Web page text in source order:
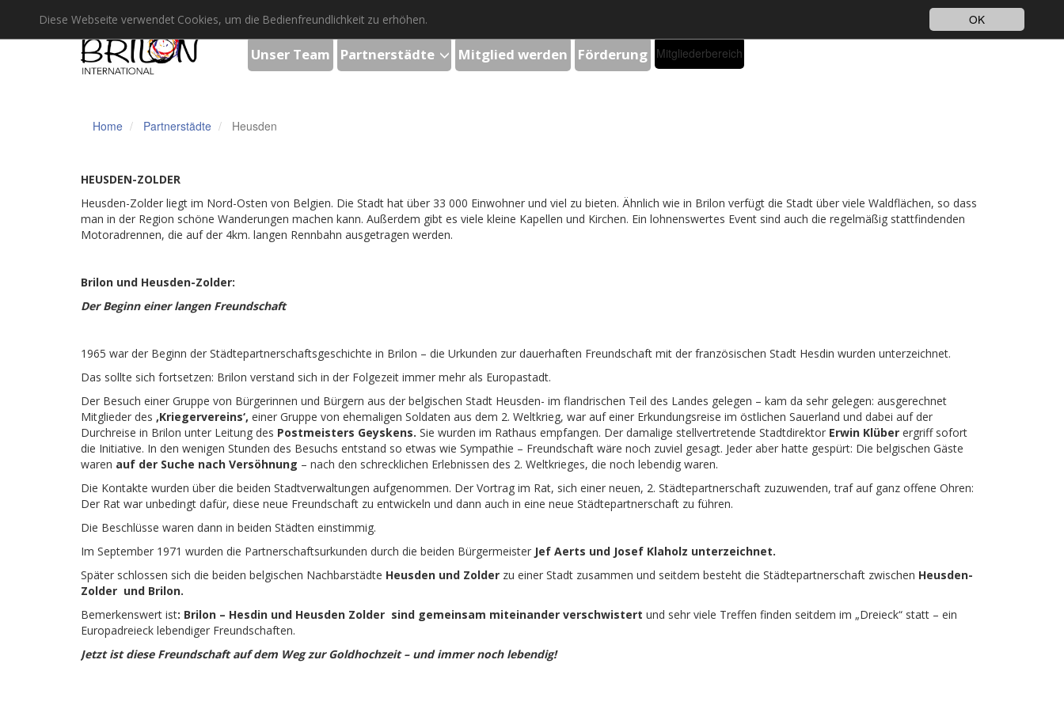
OK
Diese Webseite verwendet Cookies, um die Bedienfreundlichkeit zu erhöhen. DE
Unser Team Partnerstädte Mitglied werden Förderung Mitgliederbereich
Home Partnerstädte Heusden
HEUSDEN-ZOLDER
Heusden-Zolder liegt im Nord-Osten von Belgien. Die Stadt hat über 33 000 Einwohner und viel zu bieten. Ähnlich wie in Brilon verfügt die Stadt über viele Waldflächen, so dass
man in der Region schöne Wanderungen machen kann. Außerdem gibt es viele kleine Kapellen und Kirchen. Ein lohnenswertes Event sind auch die regelmäßig stattfindenden
Motoradrennen, die auf der 4km. langen Rennbahn ausgetragen werden.
Brilon und Heusden-Zolder:
Der Beginn einer langen Freundschaft
1965 war der Beginn der Städtepartnerschaftsgeschichte in Brilon – die Urkunden zur dauerhaften Freundschaft mit der französischen Stadt Hesdin wurden unterzeichnet.
Das sollte sich fortsetzen: Brilon verstand sich in der Folgezeit immer mehr als Europastadt.
Der Besuch einer Gruppe von Bürgerinnen und Bürgern aus der belgischen Stadt Heusden- im flandrischen Teil des Landes gelegen – kam da sehr gelegen: ausgerechnet
Mitglieder des ‚Kriegervereins‘, einer Gruppe von ehemaligen Soldaten aus dem 2. Weltkrieg, war auf einer Erkundungsreise im östlichen Sauerland und dabei auf der
Durchreise in Brilon unter Leitung des Postmeisters Geyskens. Sie wurden im Rathaus empfangen. Der damalige stellvertretende Stadtdirektor Erwin Klüber ergriff sofort
die Initiative. In den wenigen Stunden des Besuchs entstand so etwas wie Sympathie – Freundschaft wäre noch zuviel gesagt. Jeder aber hatte gespürt: Die belgischen Gäste
waren auf der Suche nach Versöhnung – nach den schrecklichen Erlebnissen des 2. Weltkrieges, die noch lebendig waren.
Die Kontakte wurden über die beiden Stadtverwaltungen aufgenommen. Der Vortrag im Rat, sich einer neuen, 2. Städtepartnerschaft zuzuwenden, traf auf ganz offene Ohren:
Der Rat war unbedingt dafür, diese neue Freundschaft zu entwickeln und dann auch in eine neue Städtepartnerschaft zu führen.
Die Beschlüsse waren dann in beiden Städten einstimmig.
Im September 1971 wurden die Partnerschaftsurkunden durch die beiden Bürgermeister Jef Aerts und Josef Klaholz unterzeichnet.
Später schlossen sich die beiden belgischen Nachbarstädte Heusden und Zolder zu einer Stadt zusammen und seitdem besteht die Städtepartnerschaft zwischen Heusden-
Zolder und Brilon.
Bemerkenswert ist: Brilon – Hesdin und Heusden Zolder sind gemeinsam miteinander verschwistert und sehr viele Treffen finden seitdem im „Dreieck“ statt – ein
Europadreieck lebendiger Freundschaften.
Jetzt ist diese Freundschaft auf dem Weg zur Goldhochzeit – und immer noch lebendig!